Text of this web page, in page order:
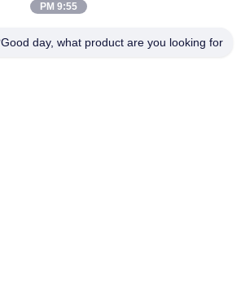
9:55 PM
Good day, what product are you looking for?